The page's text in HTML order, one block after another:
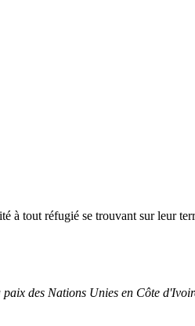
à tout réfugié se trouvant sur leur
des Nations Unies en Côte